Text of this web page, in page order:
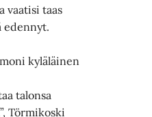
vaatisi taas
edennyt.
kyläläinen
talonsa
Törmikoski